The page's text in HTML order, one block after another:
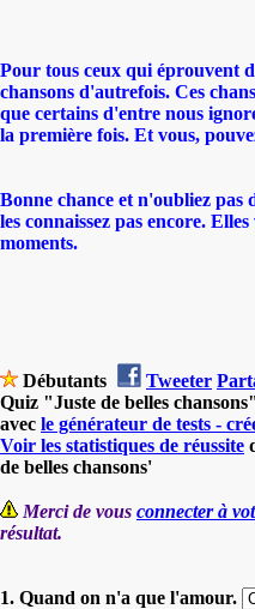
Pour tous ceux qui éprouvent
chansons d'autrefois. Ces
que certains d'entre nous
la première fois. Et vous,
Bonne chance et n'oubliez pas
les connaissez pas encore.
moments.
Débutants Tweeter
Quiz "Juste de belles
avec le générateur de tests -
Voir les statistiques de réussite
de belles chansons'
Merci de vous connecter à
résultat.
1. Quand on n'a que l'amour.